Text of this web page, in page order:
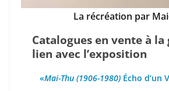
La récréation par
Catalogues en vente à la
lien avec l’exposition
«Mai-Thu (1906-1980) Écho d’un